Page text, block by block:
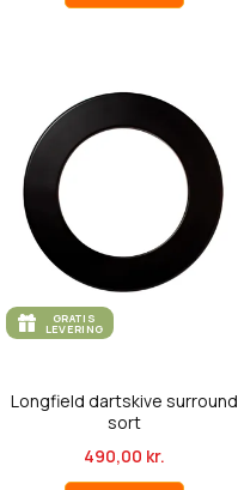
GRATIS
LEVERING
Longfield dartskive surround
sort
490,00 kr.